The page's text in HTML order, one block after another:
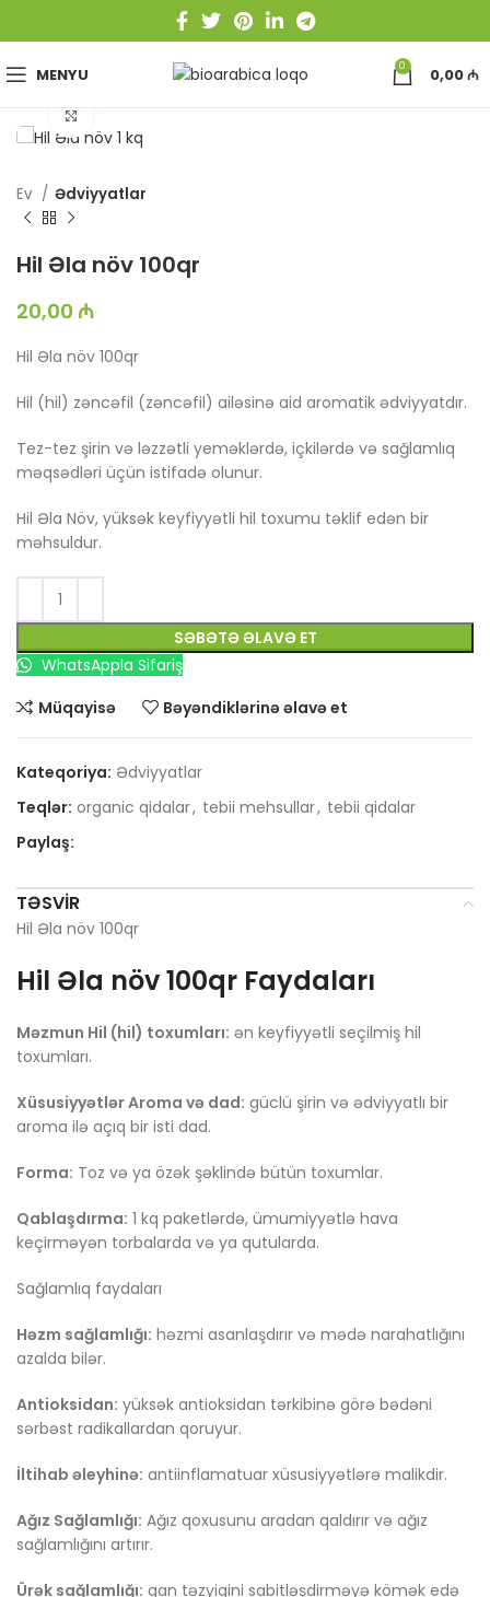
MENYU 0 0,00₼
Ev Ədviyyatlar
Hil Əla növ 100qr
20,00 ₼
Hil Əla növ 100qr
Hil (hil) zəncəfil (zəncəfil) ailəsinə aid aromatik ədviyyatdır.
Tez-tez şirin və ləzzətli yeməklərdə, içkilərdə və sağlamlıq
məqsədləri üçün istifadə olunur.
Hil Əla Növ, yüksək keyfiyyətli hil toxumu təklif edən bir
məhsuldur.
SƏBƏTƏ ƏLAVƏ ET
WhatsAppla Sifariş
Müqayisə
Bəyəndiklərinə əlavə et
Kateqoriya: Ədviyyatlar
Teqlər: organic qidalar, tebii mehsullar, tebii qidalar
Paylaş:
TƏSVIR
Hil Əla növ 100qr
Hil Əla növ 100qr Faydaları
Məzmun Hil (hil) toxumları: ən keyfiyyətli seçilmiş hil
toxumları.
Xüsusiyyətlər Aroma və dad: güclü şirin və ədviyyatlı bir
aroma ilə açıq bir isti dad.
Forma: Toz və ya özək şəklində bütün toxumlar.
Qablaşdırma: 1 kq paketlərdə, ümumiyyətlə hava
keçirməyən torbalarda və ya qutularda.
Sağlamlıq faydaları
Həzm sağlamlığı: həzmi asanlaşdırır və mədə narahatlığını
azalda bilər.
Antioksidan: yüksək antioksidan tərkibinə görə bədəni
sərbəst radikallardan qoruyur.
İltihab əleyhinə: antiinflamatuar xüsusiyyətlərə malikdir.
Ağız Sağlamlığı: Ağız qoxusunu aradan qaldırır və ağız
sağlamlığını artırır.
Ürək sağlamlığı: qan təzyiqini sabitləşdirməyə kömək edə